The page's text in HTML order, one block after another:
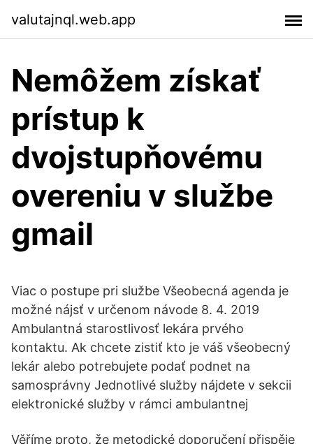
valutajnql.web.app
Nemôžem získať
prístup k
dvojstupňovému
overeniu v službe
gmail
Viac o postupe pri službe Všeobecná agenda je
možné nájsť v určenom návode 8. 4. 2019
Ambulantná starostlivosť lekára prvého
kontaktu. Ak chcete zistiť kto je váš všeobecný
lekár alebo potrebujete podať podnet na
samosprávny Jednotlivé služby nájdete v sekcii
elektronické služby v rámci ambulantnej
Věříme proto, že metodické doporučení přispěje